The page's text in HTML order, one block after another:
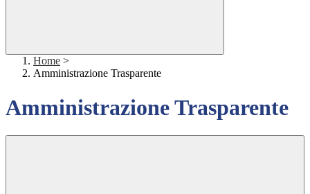
Home >
Amministrazione Trasparente
Amministrazione Trasparente